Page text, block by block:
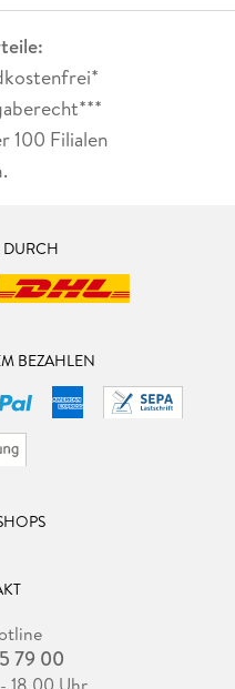
100 Filialen
DURCH
BEZAHLEN
79 00